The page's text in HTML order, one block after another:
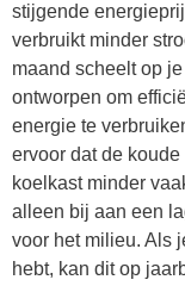
stijgende
verbruikt minder
maand scheelt op
ontworpen om
energie te
ervoor dat de
koelkast minder
alleen bij aan een
voor het milieu. Als
hebt, kan dit op